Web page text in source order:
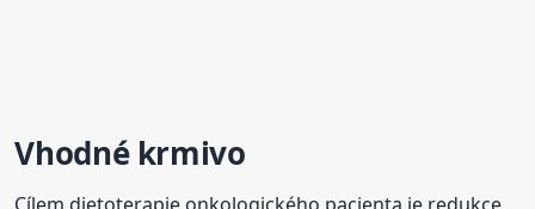
Vhodné krmivo